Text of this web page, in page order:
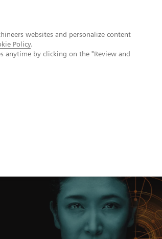
websites and personalize content
Policy.
anytime by clicking on the "Review and